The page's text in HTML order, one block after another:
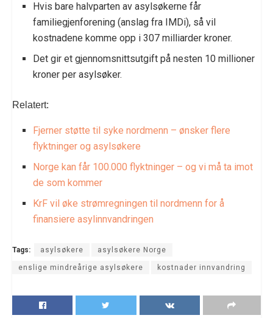
Hvis bare halvparten av asylsøkerne får
familiegjenforening (anslag fra IMDi), så vil
kostnadene komme opp i 307 milliarder kroner.
Det gir et gjennomsnittsutgift på nesten 10 millioner
kroner per asylsøker.
Relatert:
Fjerner støtte til syke nordmenn – ønsker flere
flyktninger og asylsøkere
Norge kan får 100.000 flyktninger – og vi må ta imot
de som kommer
KrF vil øke strømregningen til nordmenn for å
finansiere asylinnvandringen
Tags: asylsøkere asylsøkere Norge
enslige mindreårige asylsøkere kostnader innvandring